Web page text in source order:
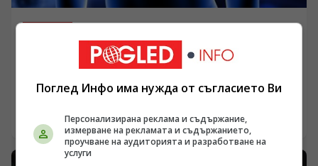
енергия е проява на интелектуална мъгла, която
съвременната диетология и приложна физика лесно
Нервната система под обсада: Какво разкриват
онколозите за рака?
/Поглед.инфо/ Концепцията, че раковите тумори са
делящи се клетки, които изчерпват ресурсите на
гостоприемника чрез пасивна консумация,
претърпява сериозна емпирична ревизия.
Публикуваното в списание Science изследване на
12.07.2026 23:01
Поглед Инфо има нужда от съгласието Ви
Персонализирана реклама и съдържание,
измерване на рекламата и съдържанието,
проучване на аудиторията и разработване на
услуги